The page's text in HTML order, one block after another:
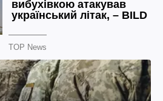
TOP News